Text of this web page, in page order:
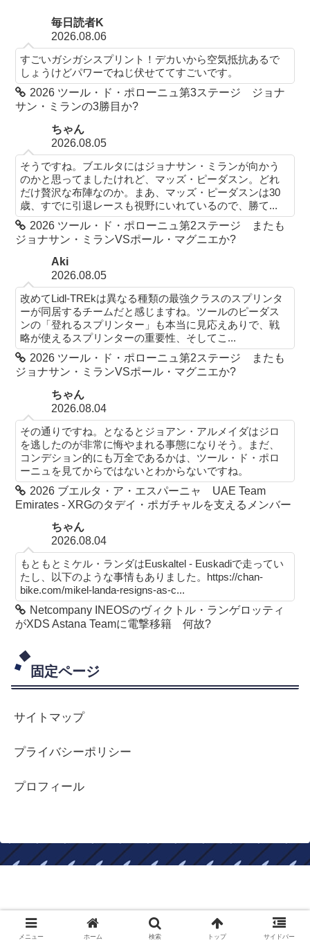
毎日読者K
2026.08.06
すごいガシガシスプリント！デカいから空気抵抗あるで
しょうけどパワーでねじ伏せててすごいです。
2026 ツール・ド・ポローニュ第3ステージ ジョナ
サン・ミランの3勝目か?
ちゃん
2026.08.05
そうですね。ブエルタにはジョナサン・ミランが向かう
のかと思ってましたけれど、マッズ・ピーダスン。どれ
だけ贅沢な布陣なのか。まあ、マッズ・ピーダスンは30
歳、すでに引退レースも視野にいれているので、勝て...
2026 ツール・ド・ポローニュ第2ステージ またも
ジョナサン・ミランVSポール・マグニエか?
Aki
2026.08.05
改めてLidl-TREkは異なる種類の最強クラスのスプリンタ
ーが同居するチームだと感じますね。ツールのピーダス
ンの「登れるスプリンター」も本当に見応えありで、戦
略が使えるスプリンターの重要性、そしてこ...
2026 ツール・ド・ポローニュ第2ステージ またも
ジョナサン・ミランVSポール・マグニエか?
ちゃん
2026.08.04
その通りですね。となるとジョアン・アルメイダはジロ
を逃したのが非常に悔やまれる事態になりそう。まだ、
コンデション的にも万全であるかは、ツール・ド・ポロ
ーニュを見てからではないとわからないですね。
2026 ブエルタ・ア・エスパーニャ UAE Team
Emirates - XRGのタデイ・ポガチャルを支えるメンバー
ちゃん
2026.08.04
もともとミケル・ランダはEuskaltel - Euskadiで走ってい
たし、以下のような事情もありました。https://chan-
bike.com/mikel-landa-resigns-as-c...
Netcompany INEOSのヴィクトル・ランゲロッティ
がXDS Astana Teamに電撃移籍 何故?
固定ページ
サイトマップ
プライバシーポリシー
プロフィール
Copyright © 2017-2026 ロードバイクはやめられない All Rights
Reserved.
メニュー ホーム 検索 トップ サイドバー